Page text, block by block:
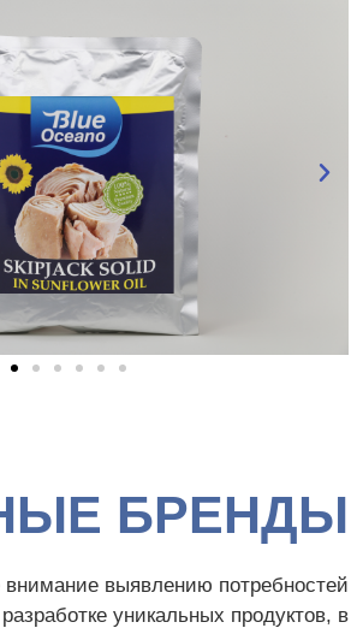
БРЕНДЫ
выявлению потребностей
уникальных продуктов, в